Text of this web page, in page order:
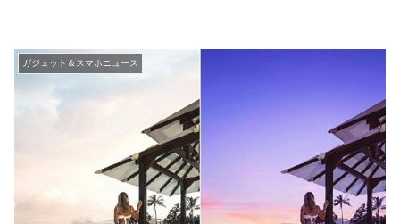
ガジェット＆スマホニュース